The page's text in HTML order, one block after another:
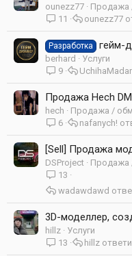
ounezz77
Продажа
11
ounezz77
Разработка гейм-
berhard
Услуги
9
Продажа Hech DM
hech
Продажа /
6
nafanych!
[Sell] Продажа
DSProject
Продажа
13
wadawdawd
3D-моделлер,
hillz
Услуги
13
hillz